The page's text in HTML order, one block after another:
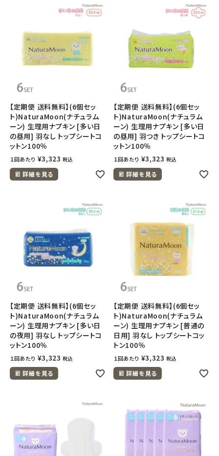
【定期便 送料無料】(6個セッ
ト)NaturaMoon(ナチュラム
ーン) 生理用ナプキン [多い日
の昼用] 羽なし トップシートコ
ットン100％
１回あたり ¥3,323 税込
詳細を見る
【定期便 送料無料】(6個セッ
ト)NaturaMoon(ナチュラム
ーン) 生理用ナプキン [多い日
の昼用] 羽つき トップシートコ
ットン100％
１回あたり ¥3,323 税込
詳細を見る
【定期便 送料無料】(6個セッ
ト)NaturaMoon(ナチュラム
ーン) 生理用ナプキン [多い日
の夜用] 羽なし トップシートコ
ットン100％
１回あたり ¥3,323 税込
詳細を見る
【定期便 送料無料】(6個セッ
ト)NaturaMoon(ナチュラム
ーン) 生理用ナプキン [普通の
日用] 羽なし トップシートコッ
トン100％
１回あたり ¥3,323 税込
詳細を見る